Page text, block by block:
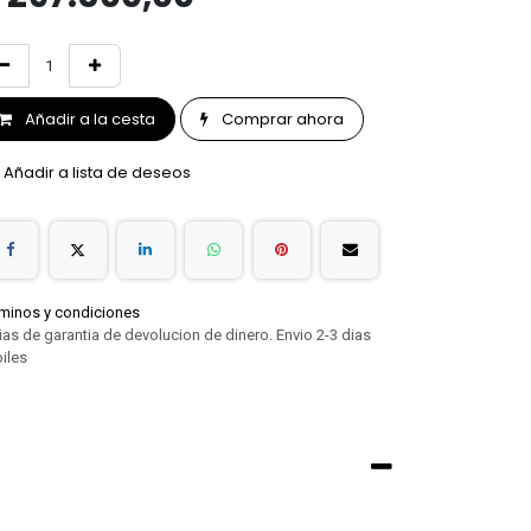
Añadir a la cesta Comprar ahora
Añadir a lista de deseos
y condiciones
de garantia de devolucion de dinero. Envio 2-3 dias